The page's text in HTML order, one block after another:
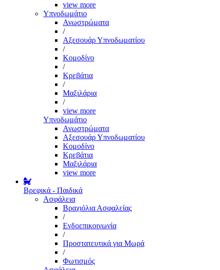
view more
Υπνοδωμάτιο
Ανωστρώματα
/
Αξεσουάρ Υπνοδωματίου
/
Κομοδίνο
/
Κρεβάτια
/
Μαξιλάρια
/
view more
Υπνοδωμάτιο
Ανωστρώματα
Αξεσουάρ Υπνοδωματίου
Κομοδίνο
Κρεβάτια
Μαξιλάρια
view more
Βρεφικά - Παιδικά
Ασφάλεια
Βραχιόλια Ασφαλείας
/
Ενδοεπικοινωνία
/
Προστατευτικά για Μωρά
/
Φωτισμός